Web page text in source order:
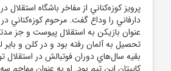
عنوان بازيکن به استقلال پيوست و جز
تحصيل به آلمان رفته بود و در کلن و باير
بقيه سال‌هاي دوران فوتبالش در استقلال